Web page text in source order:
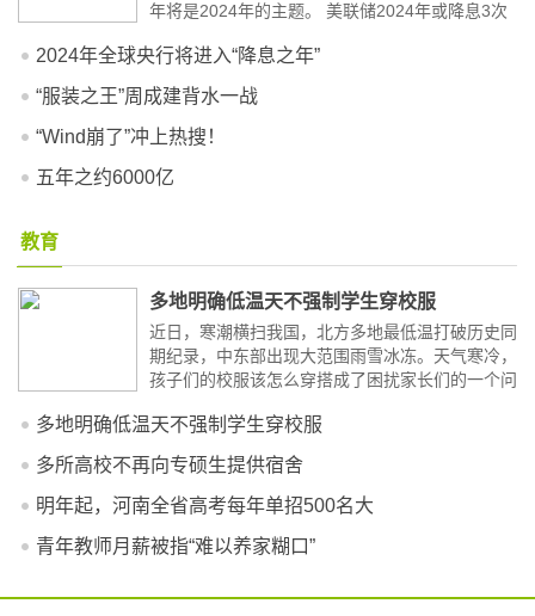
年将是2024年的主题。 美联储2024年或降息3次
细]
2024年全球央行将进入“降息之年”
“服装之王”周成建背水一战
“Wind崩了”冲上热搜！
五年之约6000亿
教育
多地明确低温天不强制学生穿校服
近日，寒潮横扫我国，北方多地最低温打破历史同
期纪录，中东部出现大范围雨雪冰冻。天气寒冷，
孩子们的校服该怎么穿搭成了困扰家长们的一个问
多地明确低温天不强制学生穿校服
多所高校不再向专硕生提供宿舍
明年起，河南全省高考每年单招500名大
青年教师月薪被指“难以养家糊口”